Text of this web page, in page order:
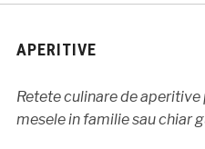
APERITIVE
Retete culinare de
mesele in familie sau chiar